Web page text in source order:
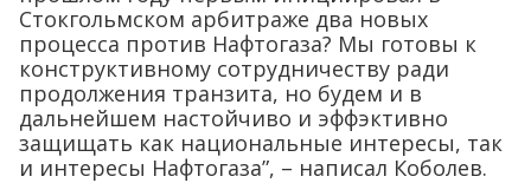
Стокгольмском арбитраже два новых
процесса против Нафтогаза? Мы готовы к
конструктивному сотрудничеству ради
продолжения транзита, но будем и в
дальнейшем настойчиво и эффэктивно
защищать как национальные интересы, так
и интересы Нафтогаза”, – написал Коболев.